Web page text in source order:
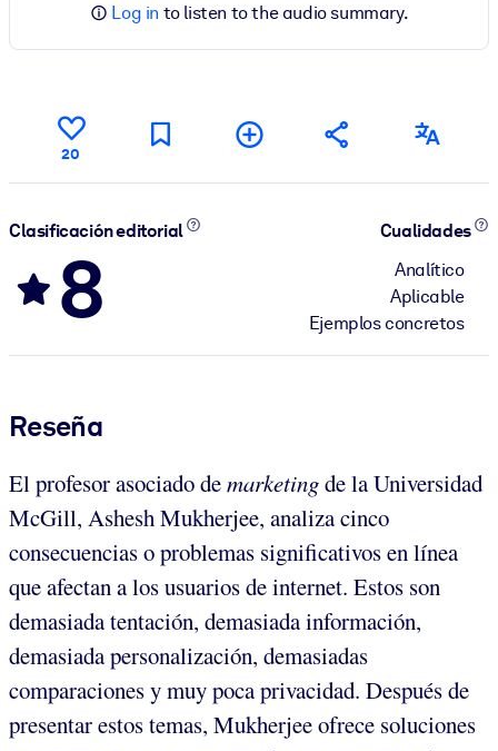
Log in to listen to the audio summary.
20
Clasificación editorial
8
Cualidades
Analítico
Aplicable
Ejemplos concretos
Reseña
El profesor asociado demarketingde la Universidad
McGill, Ashesh Mukherjee, analiza cinco
consecuencias o problemas significativos en línea
que afectan a los usuarios de internet. Estos son
demasiada tentación, demasiada información,
demasiada personalización, demasiadas
comparaciones y muy poca privacidad. Después de
presentar estos temas, Mukherjee ofrece soluciones